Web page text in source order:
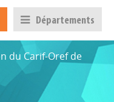
Départements
du Carif-Oref de